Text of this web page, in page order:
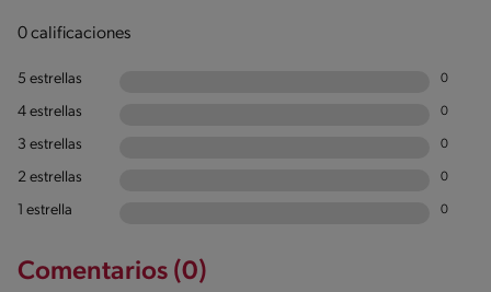
0 calificaciones
5 estrellas 0
4 estrellas 0
3 estrellas 0
2 estrellas 0
1 estrella 0
Comentarios (0)